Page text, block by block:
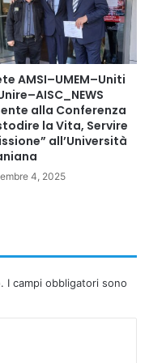
dei professionisti
e il 32% degli
il 10% dichiara
Aodi: “Questi
e per l’Italia. Da
vivono condizioni
precarietà
psicologico. La
dei pazienti e della
non può esserci
AMSI–UMEM–Uniti
alla Conferenza
la Vita, Servire
all’Università
4, 2025
I campi obbligatori sono